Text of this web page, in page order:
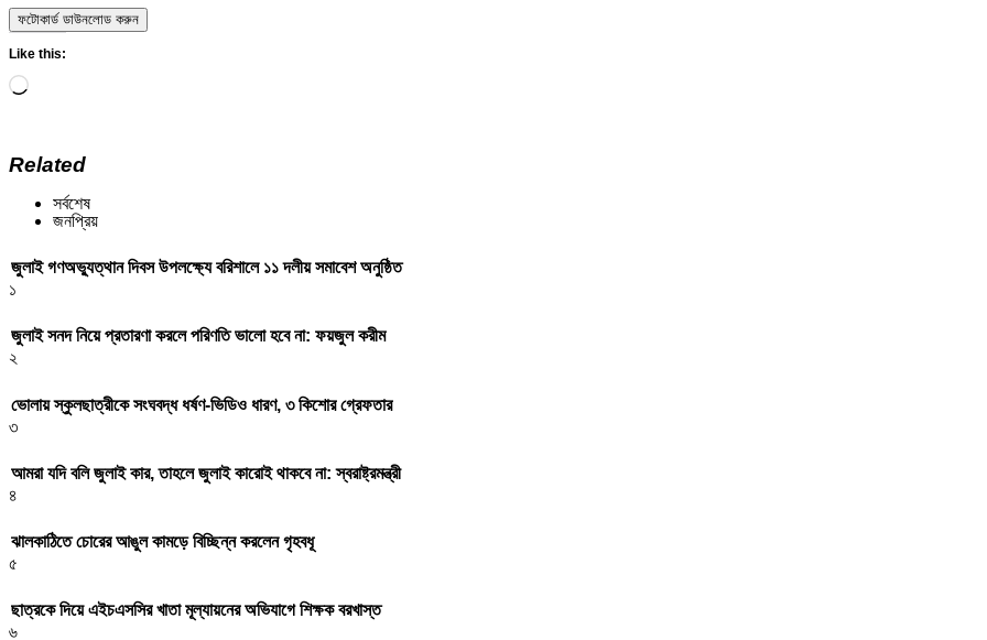
ফটোকার্ড ডাউনলোড করুন
Like this:
Loading…
Related
সর্বশেষ
জনপ্রিয়
জুলাই গণঅভ্যুত্থান দিবস উপলক্ষ্যে বরিশালে ১১ দলীয় সমাবেশ অনুষ্ঠিত
১
জুলাই সনদ নিয়ে প্রতারণা করলে পরিণতি ভালো হবে না: ফয়জুল করীম
২
ভোলায় স্কুলছাত্রীকে সংঘবদ্ধ ধর্ষণ-ভিডিও ধারণ, ৩ কিশোর গ্রেফতার
৩
আমরা যদি বলি জুলাই কার, তাহলে জুলাই কারোই থাকবে না: স্বরাষ্ট্রমন্ত্রী
৪
ঝালকাঠিতে চোরের আঙুল কামড়ে বিচ্ছিন্ন করলেন গৃহবধূ
৫
ছাত্রকে দিয়ে এইচএসসির খাতা মূল্যায়নের অভিযাগে শিক্ষক বরখাস্ত
৬